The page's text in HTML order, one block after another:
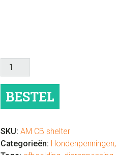
Gegraveerde
hondenpenning
Survivor'
aantal
BESTEL
SKU: AM CB shelter
Categorieën: Hondenpenningen,